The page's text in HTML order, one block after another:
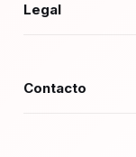
Legal
Contacto